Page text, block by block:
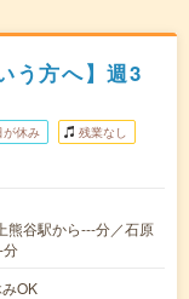
う方へ】週3
が休み 残業なし
熊谷駅から---分／石原
分
OK